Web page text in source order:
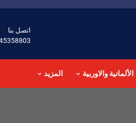
اتصل بنا
الألمانية والاوربية المزيد